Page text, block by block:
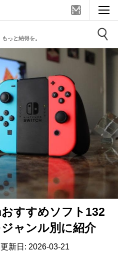
っと納得を。
おすすめソフト132
ャンル別に紹介
新日: 2026-03-21